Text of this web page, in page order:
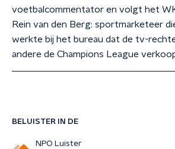
BELUISTER IN DE
NPO Luister
voetbalcommentator en volgt het
Rein van den Berg: sportmarketeer
werkte bij het bureau dat de tv-
andere de Champions League